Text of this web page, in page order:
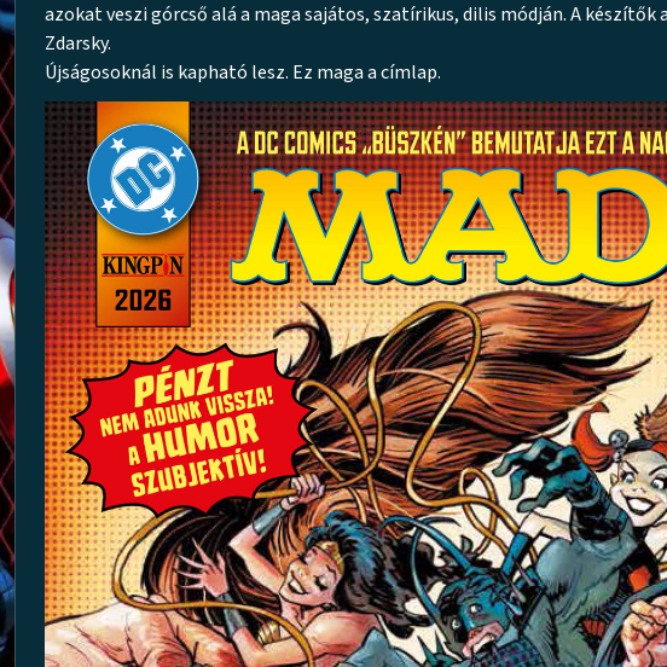
azokat veszi górcső alá a maga sajátos, szatírikus, dilis módján. A
Zdarsky.
Újságosoknál is kapható lesz. Ez maga a címlap.